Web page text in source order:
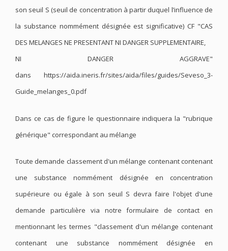
son seuil S (seuil de concentration à partir duquel l’influence de
la substance nommément désignée est significative) CF "CAS
DES MELANGES NE PRESENTANT NI DANGER SUPPLEMENTAIRE,
NI DANGER AGGRAVE"
dans https://aida.ineris.fr/sites/aida/files/guides/Seveso_3-
Guide_melanges_0.pdf
Dans ce cas de figure le questionnaire indiquera la "rubrique
générique" correspondant au mélange
Toute demande classement d'un mélange contenant contenant
une substance nommément désignée en concentration
supérieure ou égale à son seuil S devra faire l'objet d'une
demande particulière via notre formulaire de contact en
mentionnant les termes "classement d'un mélange contenant
contenant une substance nommément désignée en